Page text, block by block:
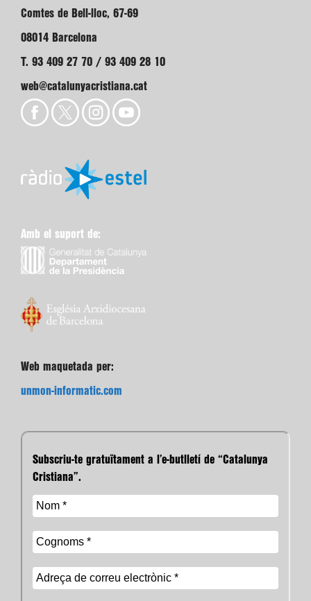
Comtes de Bell-lloc, 67-69
08014 Barcelona
T. 93 409 27 70 / 93 409 28 10
web@catalunyacristiana.cat
Amb el suport de:
Web maquetada per:
unmon-informatic.com
Subscriu-te gratuïtament a l’e-butlletí de “Catalunya
Cristiana”.